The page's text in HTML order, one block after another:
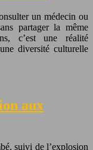
un médecin ou
partager la même
c’est une réalité
diversité culturelle
aux
suivi de l’explosion